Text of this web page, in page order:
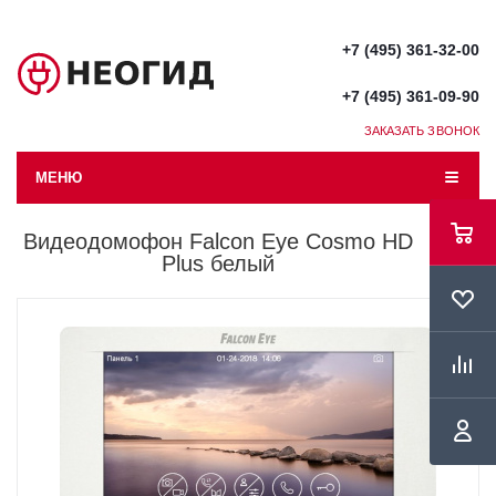
+7 (495) 361-32-00
+7 (495) 361-09-90
ЗАКАЗАТЬ ЗВОНОК
МЕНЮ
Видеодомофон Falcon Eye Cosmo HD
Plus белый